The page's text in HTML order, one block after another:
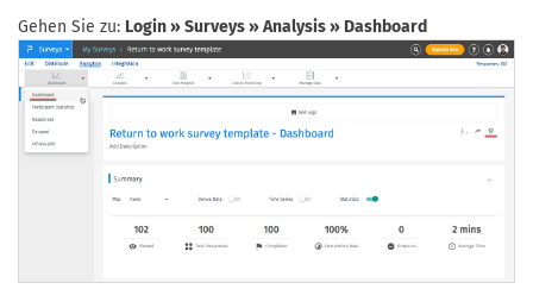
Gehen Sie zu: Login » Surveys » Analysis » Dashboard